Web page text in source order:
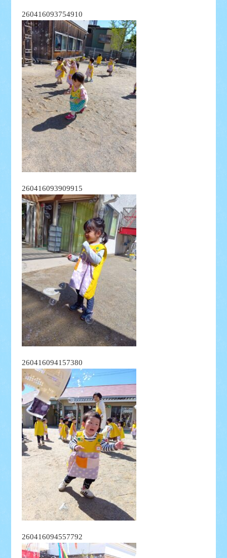
260416093754910
260416093909915
260416094157380
260416094557792